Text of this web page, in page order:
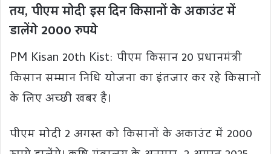
तय, पीएम मोदी इस दिन किसानों के अकाउंट में
डालेंगे 2000 रुपये
PM Kisan 20th Kist: पीएम किसान 20 प्रधानमंत्री
किसान सम्मान निधि योजना का इंतजार कर रहे किसानों
के लिए अच्छी खबर है।
पीएम मोदी 2 अगस्त को किसानों के अकाउंट में 2000